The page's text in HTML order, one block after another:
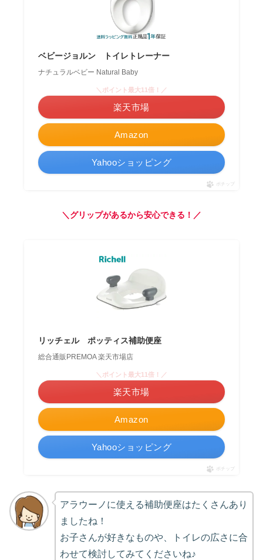
ベビージョルン トイレトレーナー
ナチュラルベビー Natural Baby
Amazon
＼ポイント最大11倍！／
楽天市場
Yahooショッピング
ポチップ
＼グリップがあるから安心できる！／
リッチェル ポッティス補助便座
総合通販PREMOA 楽天市場店
Amazon
＼ポイント最大11倍！／
楽天市場
Yahooショッピング
ポチップ
アラウーノに使える補助便座はたくさんあり
ましたね！
お子さんが好きなものや、トイレの広さに合
わせて検討してみてくださいね♪